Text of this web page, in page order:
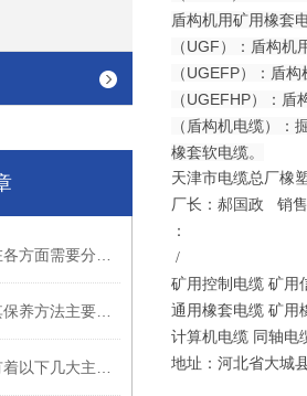
盾构机用矿用橡套
（UGF）：盾构
（UGEFP）：盾
（UGEFHP）：
（盾构机电缆）
橡套软电缆。
天津市电缆总厂橡
厂长：郝国政 销
：
/
矿用控制电缆 矿用
通用橡套电缆 矿用
计算机电缆 同轴电
地址：河北省大城